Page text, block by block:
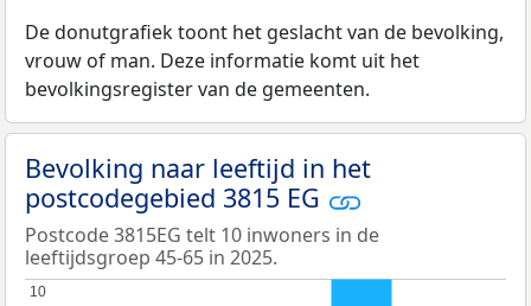
De donutgrafiek toont het geslacht van de bevolking,
vrouw of man. Deze informatie komt uit het
bevolkingsregister van de gemeenten.
Bevolking naar leeftijd in het
postcodegebied 3815 EG
Postcode 3815EG telt 10 inwoners in de
leeftijdsgroep 45-65 in 2025.
10
10